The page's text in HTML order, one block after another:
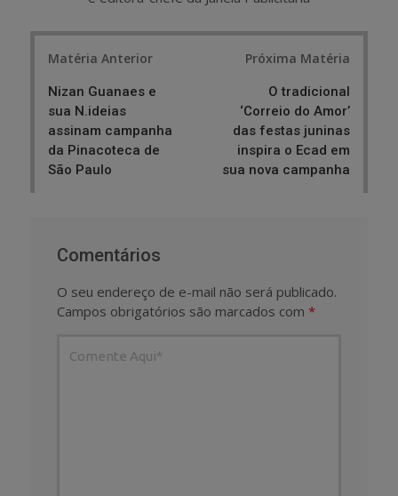
Matéria Anterior
Nizan Guanaes e
sua N.ideias
assinam campanha
da Pinacoteca de
São Paulo
Próxima Matéria
O tradicional
‘Correio do Amor’
das festas juninas
inspira o Ecad em
sua nova campanha
Comentários
O seu endereço de e-mail não será publicado.
Campos obrigatórios são marcados com *